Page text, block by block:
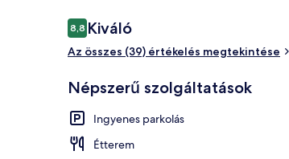
Értékelések
8,88,8 ennyiből: 10
Kiváló
Az összes (39) értékelés megtekintése
Népszerű szolgáltatások
Ingyenes parkolás
Étterem